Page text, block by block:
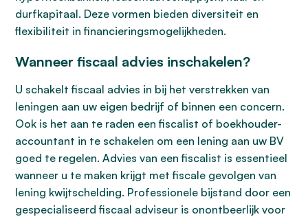
durfkapitaal. Deze vormen bieden diversiteit en
flexibiliteit in financieringsmogelijkheden.
Wanneer fiscaal advies inschakelen?
U schakelt fiscaal advies in bij het verstrekken van
leningen aan uw eigen bedrijf of binnen een concern.
Ook is het aan te raden een fiscalist of boekhouder-
accountant in te schakelen om een lening aan uw BV
goed te regelen. Advies van een fiscalist is essentieel
wanneer u te maken krijgt met fiscale gevolgen van
lening kwijtschelding. Professionele bijstand door een
gespecialiseerd fiscaal adviseur is onontbeerlijk voor